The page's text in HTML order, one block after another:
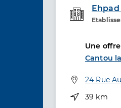
Une
Cantou
Adresse
24 Rue
Distance
39 km